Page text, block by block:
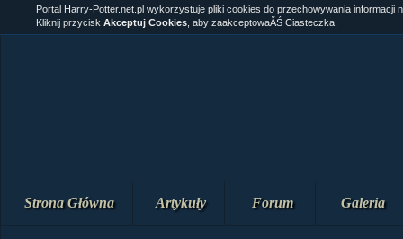
Strona Główna Artykuły Forum Galeria
Portal Harry-Potter.net.pl wykorzystuje pliki cookies do przechowywania informacji
Kliknij przycisk Akceptuj Cookies , aby zaakceptowaĂŚ Ciasteczka.